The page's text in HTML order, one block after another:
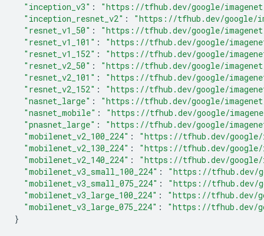
"inception_v3" :
"https://tfhub.dev/google/
"inception_resnet_v2" :
"https://tfhub.dev/google/
"resnet_v1_50" :
"https://tfhub.dev/google/
"resnet_v1_101" :
"https://tfhub.dev/google/
"resnet_v1_152" :
"https://tfhub.dev/google/
"resnet_v2_50" :
"https://tfhub.dev/google/
"resnet_v2_101" :
"https://tfhub.dev/google/
"resnet_v2_152" :
"https://tfhub.dev/google/
"nasnet_large" :
"https://tfhub.dev/google/
"nasnet_mobile" :
"https://tfhub.dev/google/
"pnasnet_large" :
"https://tfhub.dev/google/
"mobilenet_v2_100_224" :
"https://tfhub.dev/google/
"mobilenet_v2_130_224" :
"https://tfhub.dev/google/
"mobilenet_v2_140_224" :
"https://tfhub.dev/google/
"mobilenet_v3_small_100_224" :
"https://tfhub.dev/
"mobilenet_v3_small_075_224" :
"https://tfhub.dev/
"mobilenet_v3_large_100_224" :
"https://tfhub.dev/
"mobilenet_v3_large_075_224" :
"https://tfhub.dev/
}